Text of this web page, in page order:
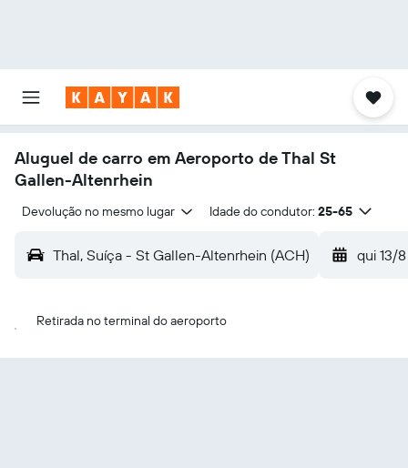
Aluguel de carro em Aeroporto de Thal St
Gallen-Altenrhein
Devolução no mesmo lugar Idade do condutor: 25-65
Thal, Suíça - St Gallen-Altenrhein (ACH) qui 13/8
Retirada no terminal do aeroporto